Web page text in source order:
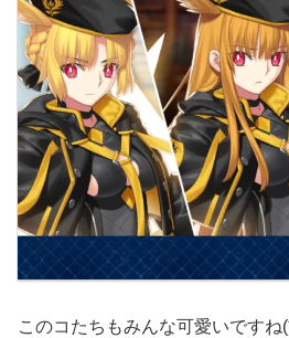
このコたちもみんな可愛いですね